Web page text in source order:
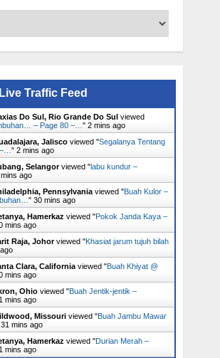
Live Traffic Feed
Do Sul, Rio Grande Do Sulviewed
– Page 80 –… " 2 mins ago
Jaliscoviewed "Segalanya Tentang
" 2 mins ago
Selangorviewed "labu kundur –
ago
Pennsylvaniaviewed "Buah Kulor –
" 30 mins ago
Hamerkaz viewed "Pokok Janda Kaya –
mins ago
Raja, Johorviewed "Khasiat jarum tujuh bilah
Clara, Californiaviewed "Buah Khiyat @
mins ago
Ohioviewed "Buah Jentik-jentik –
mins ago
Missouriviewed "Buah Jambu Mawar
31 mins ago
Hamerkaz viewed "Durian Merah –
mins ago